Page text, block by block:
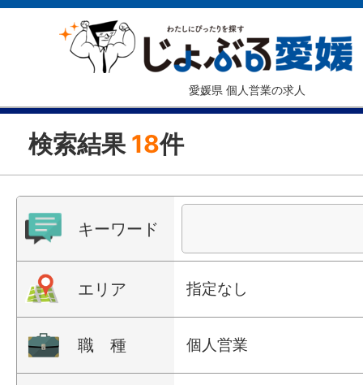
愛媛県 個人営業の求人
検索結果 18件
キーワード
エリア 指定なし
職 種 個人営業